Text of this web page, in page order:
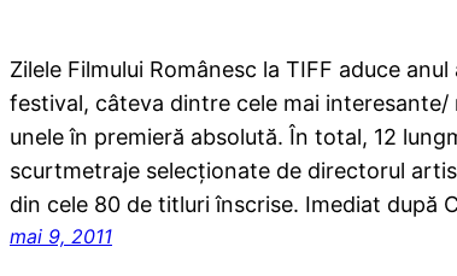
Zilele Filmului Românesc la TIFF aduce
festival, câteva dintre cele mai interesante/
unele în premieră absolută. În total, 12
scurtmetraje selecţionate de directorul
din cele 80 de titluri înscrise. Imediat după
mai 9, 2011